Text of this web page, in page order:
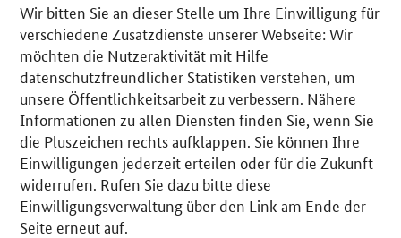
Wir bitten Sie an dieser Stelle um Ihre Einwilligung für
verschiedene Zusatzdienste unserer Webseite: Wir
möchten die Nutzeraktivität mit Hilfe
datenschutzfreundlicher Statistiken verstehen, um
unsere Öffentlichkeitsarbeit zu verbessern. Nähere
Informationen zu allen Diensten finden Sie, wenn Sie
die Pluszeichen rechts aufklappen. Sie können Ihre
Einwilligungen jederzeit erteilen oder für die Zukunft
widerrufen. Rufen Sie dazu bitte diese
Einwilligungsverwaltung über den Link am Ende der
Seite erneut auf.